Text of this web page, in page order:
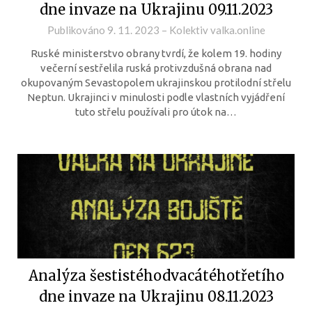
dne invaze na Ukrajinu 09.11.2023
Publikováno 9. 11. 2023 – Kolektiv valka.online
Ruské ministerstvo obrany tvrdí, že kolem 19. hodiny
večerní sestřelila ruská protivzdušná obrana nad
okupovaným Sevastopolem ukrajinskou protilodní střelu
Neptun. Ukrajinci v minulosti podle vlastních vyjádření
tuto střelu používali pro útok na…
Analýza šestistéhodvacátéhotřetího
dne invaze na Ukrajinu 08.11.2023